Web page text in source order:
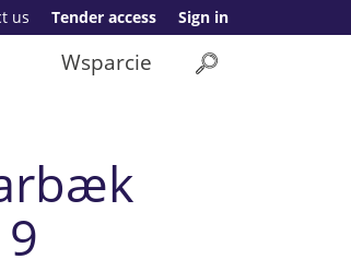
Sign in
Tender access
us
Wsparcie